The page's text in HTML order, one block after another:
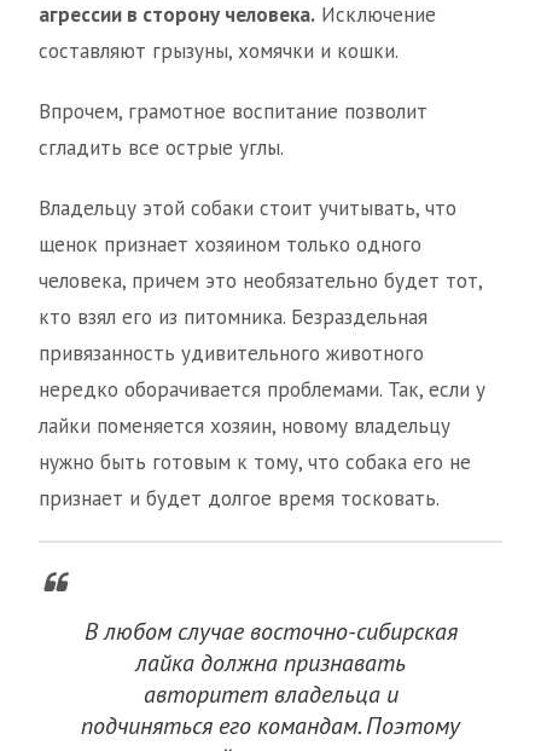
агрессии в сторону человека. Исключение
составляют грызуны, хомячки и кошки.
Впрочем, грамотное воспитание позволит
сгладить все острые углы.
Владельцу этой собаки стоит учитывать, что
щенок признает хозяином только одного
человека, причем это необязательно будет тот,
кто взял его из питомника. Безраздельная
привязанность удивительного животного
нередко оборачивается проблемами. Так, если у
лайки поменяется хозяин, новому владельцу
нужно быть готовым к тому, что собака его не
признает и будет долгое время тосковать.
В любом случае восточно-сибирская
лайка должна признавать
авторитет владельца и
подчиняться его командам. Поэтому